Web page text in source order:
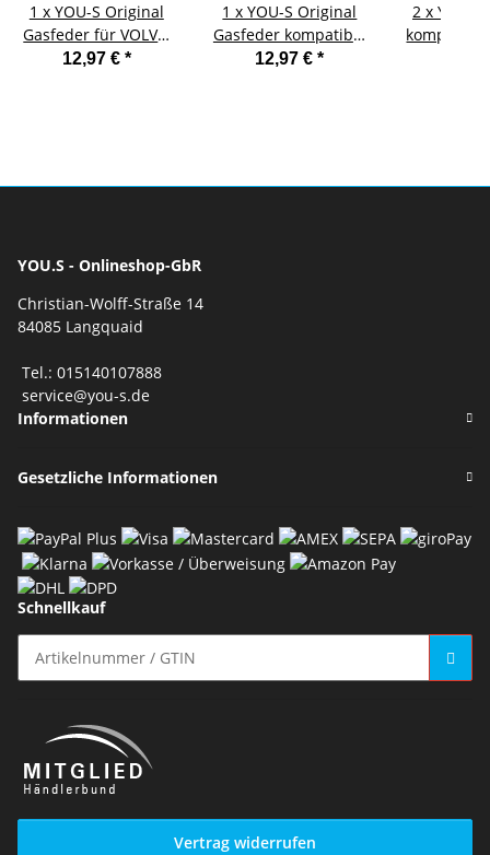
1 x YOU-S Original
Gasfeder für VOLVO
760 & 760 Kombi -
12,97 € *
1 x YOU-S Original
Gasfeder kompatibel
mit BMW 6 (E24) -
12,97 €*
2 x
YOU.S - Onlineshop-GbR
Christian-Wolff-Straße 14
84085 Langquaid
Tel.: 015140107888
service@you-s.de
Informationen
Gesetzliche Informationen
Schnellkauf
Vertrag widerrufen